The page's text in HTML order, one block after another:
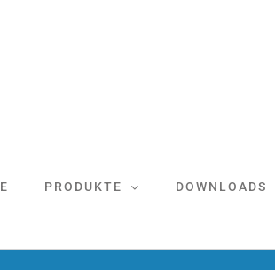
PRODUKTE DOWNLOADS